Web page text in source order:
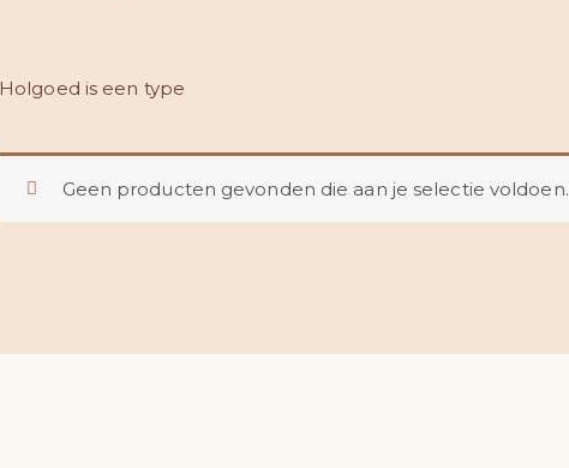
Holgoed is een type
Geen producten gevonden die aan je selectie voldoen.